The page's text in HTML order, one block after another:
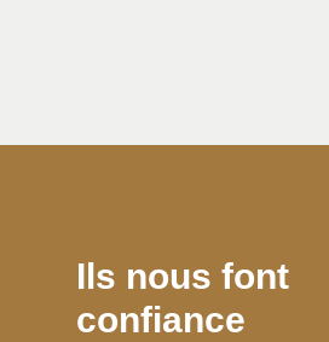
Ils nous font
confiance